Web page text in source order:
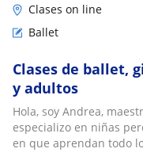
Clases on line
Ballet
Clases de ballet,
y adultos
Hola, soy Andrea,
especializo en niñas
en que aprendan todo